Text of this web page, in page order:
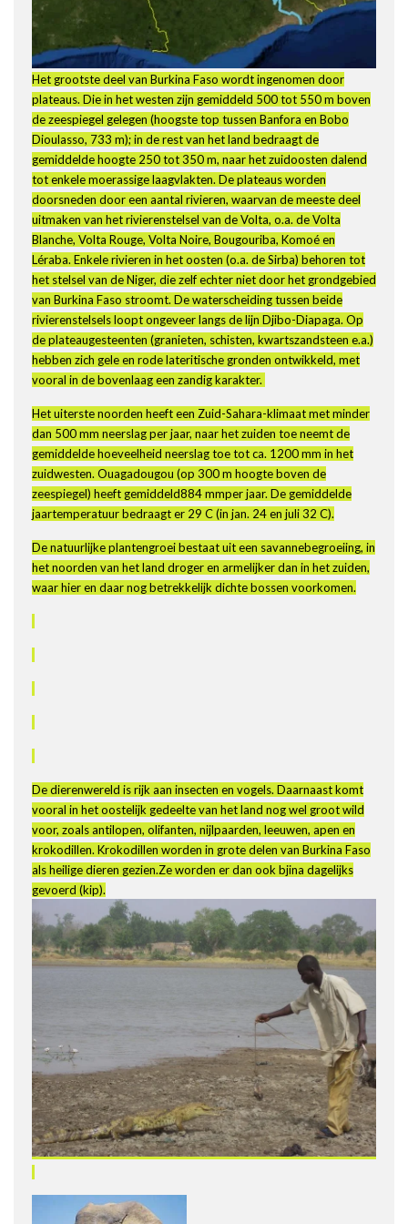
Het grootste deel van Burkina Faso wordt ingenomen door
plateaus. Die in het westen zijn gemiddeld 500 tot 550 m boven
de zeespiegel gelegen (hoogste top tussen Banfora en Bobo
Dioulasso, 733 m); in de rest van het land bedraagt de
gemiddelde hoogte 250 tot 350 m, naar het zuidoosten dalend
tot enkele moerassige laagvlakten. De plateaus worden
doorsneden door een aantal rivieren, waarvan de meeste deel
uitmaken van het rivierenstelsel van de Volta, o.a. de Volta
Blanche, Volta Rouge, Volta Noire, Bougouriba, Komoé en
Léraba. Enkele rivieren in het oosten (o.a. de Sirba) behoren tot
het stelsel van de Niger, die zelf echter niet door het grondgebied
van Burkina Faso stroomt. De waterscheiding tussen beide
rivierenstelsels loopt ongeveer langs de lijn Djibo-Diapaga. Op
de plateaugesteenten (granieten, schisten, kwartszandsteen e.a.)
hebben zich gele en rode lateritische gronden ontwikkeld, met
vooral in de bovenlaag een zandig karakter.
Het uiterste noorden heeft een Zuid-Sahara-klimaat met minder
dan 500 mm neerslag per jaar, naar het zuiden toe neemt de
gemiddelde hoeveelheid neerslag toe tot ca. 1200 mm in het
zuidwesten. Ouagadougou (op 300 m hoogte boven de
zeespiegel) heeft gemiddeld884 mmper jaar. De gemiddelde
jaartemperatuur bedraagt er 29 C (in jan. 24 en juli 32 C).
De natuurlijke plantengroei bestaat uit een savannebegroeiing, in
het noorden van het land droger en armelijker dan in het zuiden,
waar hier en daar nog betrekkelijk dichte bossen voorkomen.
De dierenwereld is rijk aan insecten en vogels. Daarnaast komt
vooral in het oostelijk gedeelte van het land nog wel groot wild
voor, zoals antilopen, olifanten, nijlpaarden, leeuwen, apen en
krokodillen. Krokodillen worden in grote delen van Burkina Faso
als heilige dieren gezien.Ze worden er dan ook bjina dagelijks
gevoerd (kip).